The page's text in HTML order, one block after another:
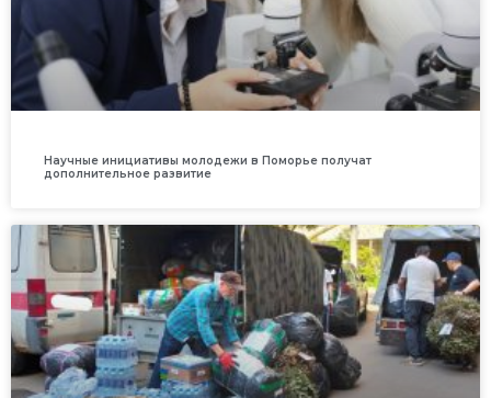
Научные инициативы молодежи в Поморье получат
дополнительное развитие